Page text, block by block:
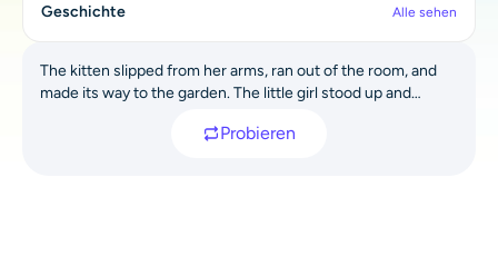
KI neu einfärben
KI-Stil-Bildgenerator
Hochformat-Werkzeuge
Geschichte Alle sehen
Probieren
The kitten slipped from her arms, ran out of the room, and
made its way to the garden. The little girl stood up and